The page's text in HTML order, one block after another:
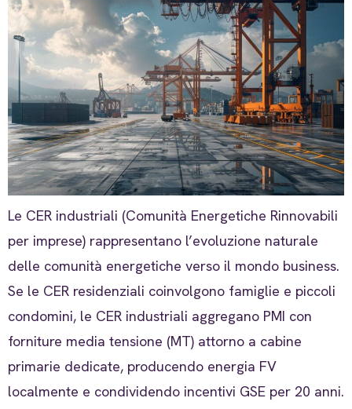
Le CER industriali (Comunità Energetiche Rinnovabili
per imprese) rappresentano l’evoluzione naturale
delle comunità energetiche verso il mondo business.
Se le CER residenziali coinvolgono famiglie e piccoli
condomini, le CER industriali aggregano PMI con
forniture media tensione (MT) attorno a cabine
primarie dedicate, producendo energia FV
localmente e condividendo incentivi GSE per 20 anni.